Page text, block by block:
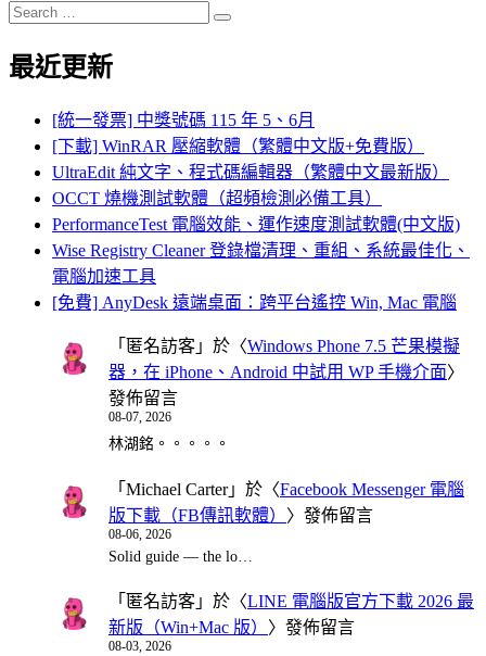
Search
for:
Search
最近更新
[統一發票] 中獎號碼 115 年 5、6月
[下載] WinRAR 壓縮軟體（繁體中文版+免費版）
UltraEdit 純文字、程式碼編輯器（繁體中文最新版）
OCCT 燒機測試軟體（超頻檢測必備工具）
PerformanceTest 電腦效能、運作速度測試軟體(中文版)
Wise Registry Cleaner 登錄檔清理、重組、系統最佳化、
電腦加速工具
[免費] AnyDesk 遠端桌面：跨平台遙控 Win, Mac 電腦
「 匿名訪客 」於〈Windows Phone 7.5 芒果模擬
器，在 iPhone、Android 中試用 WP 手機介面〉
發佈留言
08-07, 2026
林湖銘。。。。。
「 Michael Carter」於〈Facebook Messenger 電腦
版下載（FB傳訊軟體） 〉發佈留言
08-06, 2026
Solid guide — the lo…
「 匿名訪客 」於〈LINE 電腦版官方下載 2026 最
新版（Win+Mac 版） 〉發佈留言
08-03, 2026